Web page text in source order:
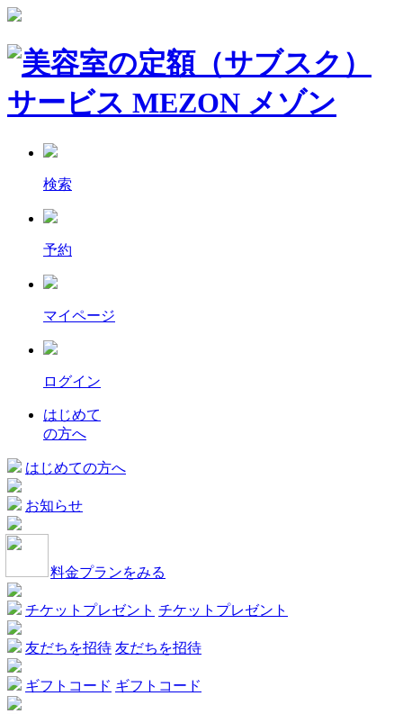
検索
予約
マイページ
ログイン
はじめて
の方へ
はじめての方へ
お知らせ
料金プランをみる
チケットプレゼント チケットプレゼント
友だちを招待 友だちを招待
ギフトコード ギフトコード